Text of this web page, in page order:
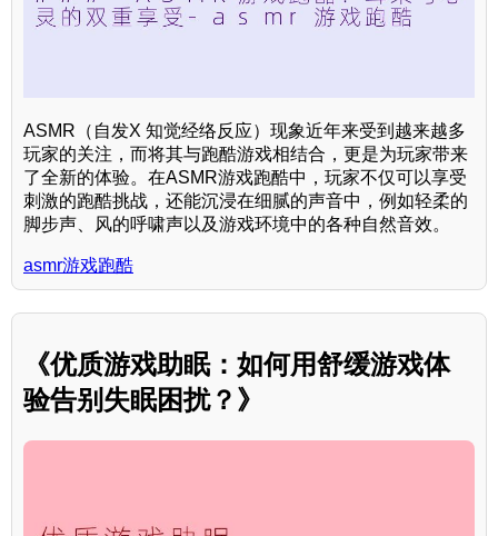
ASMR（自发X 知觉经络反应）现象近年来受到越来越多
玩家的关注，而将其与跑酷游戏相结合，更是为玩家带来
了全新的体验。在ASMR游戏跑酷中，玩家不仅可以享受
刺激的跑酷挑战，还能沉浸在细腻的声音中，例如轻柔的
脚步声、风的呼啸声以及游戏环境中的各种自然音效。
asmr游戏跑酷
《优质游戏助眠：如何用舒缓游戏体
验告别失眠困扰？》